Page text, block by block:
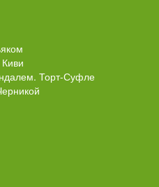
Торт-Суфле